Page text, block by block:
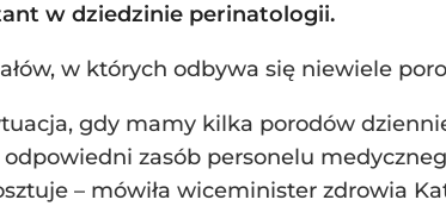
w dziedzinie perinatologii.
w których odbywa się niewiele
gdy mamy kilka porodów
zasób personelu
– mówiła wiceminister zdrowia